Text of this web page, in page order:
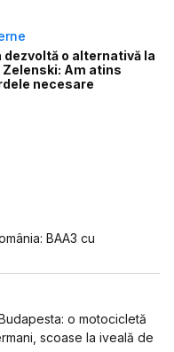
dezvoltă o alternativă la
Am atins
necesare
BAA3 cu
o motocicletă
scoase la iveală de